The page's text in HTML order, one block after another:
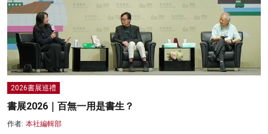
2026書展巡禮
書展2026｜百無一用是書生？
作者: 本社編輯部